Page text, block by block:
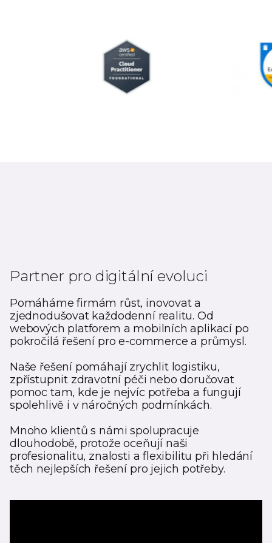
Partner pro digitální evoluci
Pomáháme firmám růst, inovovat a
zjednodušovat každodenní realitu. Od
webových platforem a mobilních aplikací po
pokročilá řešení pro e-commerce a průmysl.
Naše řešení pomáhají zrychlit logistiku,
zpřístupnit zdravotní péči nebo doručovat
pomoc tam, kde je nejvíc potřeba a fungují
spolehlivě i v náročných podmínkách.
Mnoho klientů s námi spolupracuje
dlouhodobě, protože oceňují naši
profesionalitu, znalosti a flexibilitu při hledání
těch nejlepších řešení pro jejich potřeby.